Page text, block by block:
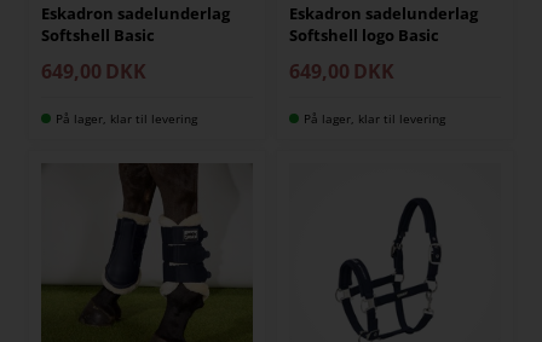
Eskadron sadelunderlag
Softshell Basic
649,00 DKK
På lager, klar til levering
Eskadron sadelunderlag
Softshell logo Basic
649,00 DKK
På lager, klar til levering